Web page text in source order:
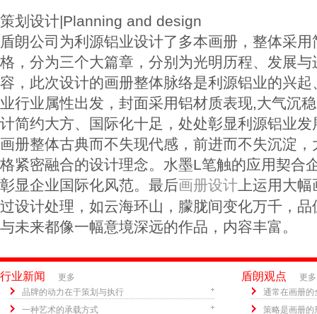
策划设计|Planning and design
盾朗公司为利源铝业设计了多本画册，整体采
格，分为三个大篇章，分别为光明历程、发展
容，此次设计的画册整体脉络是利源铝业的兴
业行业属性出发，封面采用铝材质表现,大气沉
计简约大方、国际化十足，处处彰显利源铝业
画册整体古典而不失现代感，前进而不失沉淀
格紧密融合的设计理念。水墨L笔触的应用契合
彰显企业国际化风范。最后画册设计 上运用大
过设计处理，如云海环山，朦胧间变化万千，
与未来都像一幅意境深远的作品，内容丰富。
行业新闻
更多
品牌的动力在于策划与执行
一种艺术的承载方式
盾朗观点
更多
通常在画册的
策略是画册的